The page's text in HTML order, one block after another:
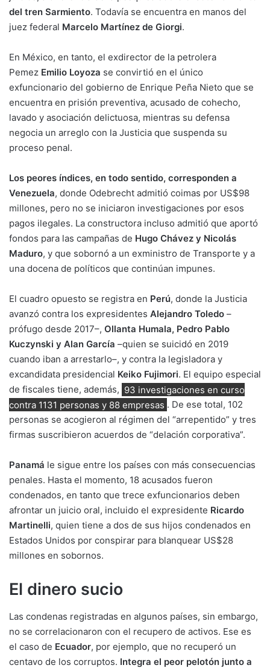
del tren Sarmiento. Todavía se encuentra en manos del
juez federal Marcelo Martínez de Giorgi.
En México, en tanto, el exdirector de la petrolera
Pemez Emilio Loyoza se convirtió en el único
exfuncionario del gobierno de Enrique Peña Nieto que se
encuentra en prisión preventiva, acusado de cohecho,
lavado y asociación delictuosa, mientras su defensa
negocia un arreglo con la Justicia que suspenda su
proceso penal.
Los peores índices, en todo sentido, corresponden a
Venezuela, donde Odebrecht admitió coimas por US$98
millones, pero no se iniciaron investigaciones por esos
pagos ilegales. La constructora incluso admitió que aportó
fondos para las campañas de Hugo Chávez y Nicolás
Maduro, y que sobornó a un exministro de Transporte y a
una docena de políticos que continúan impunes.
El cuadro opuesto se registra en Perú, donde la Justicia
avanzó contra los expresidentes Alejandro Toledo –
prófugo desde 2017–, Ollanta Humala, Pedro Pablo
Kuczynski y Alan García –quien se suicidó en 2019
cuando iban a arrestarlo–, y contra la legisladora y
excandidata presidencial Keiko Fujimori. El equipo especial
de fiscales tiene, además, 93 investigaciones en curso
contra 1131 personas y 88 empresas . De ese total, 102
personas se acogieron al régimen del “arrepentido” y tres
firmas suscribieron acuerdos de “delación corporativa”.
Panamá le sigue entre los países con más consecuencias
penales. Hasta el momento, 18 acusados fueron
condenados, en tanto que trece exfuncionarios deben
afrontar un juicio oral, incluido el expresidente Ricardo
Martinelli, quien tiene a dos de sus hijos condenados en
Estados Unidos por conspirar para blanquear US$28
millones en sobornos.
El dinero sucio
Las condenas registradas en algunos países, sin embargo,
no se correlacionaron con el recupero de activos. Ese es
el caso de Ecuador, por ejemplo, que no recuperó un
centavo de los corruptos. Integra el peor pelotón junto a